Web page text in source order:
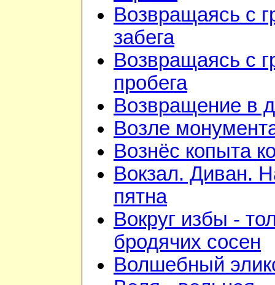
Возвращаясь с
забега
Возвращаясь с
пробега
Возвращение в
Возле
Вознёс копыта
Вокзал. Диван.
пятна
Вокруг избы -
бродячих сосен
Волшебный